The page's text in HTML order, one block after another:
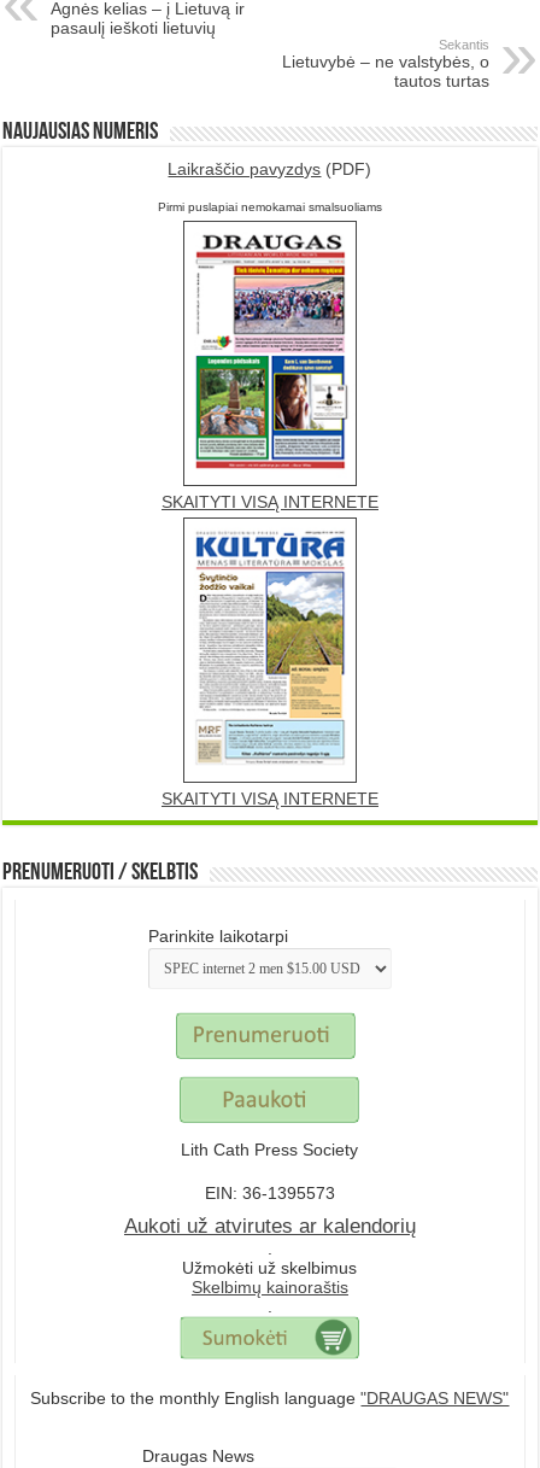
Agnės kelias – į Lietuvą ir
pasaulį ieškoti lietuvių
Sekantis
Lietuvybė – ne valstybės, o
tautos turtas
Naujausias numeris
Laikraščio pavyzdys (PDF)
Pirmi puslapiai nemokamai smalsuoliams
SKAITYTI VISĄ INTERNETE
SKAITYTI VISĄ INTERNETE
Prenumeruoti / Skelbtis
Parinkite laikotarpi
Lith Cath Press Society
EIN: 36-1395573
Aukoti už atvirutes ar kalendorių
Užmokėti už skelbimus
Skelbimų kainoraštis
Subscribe to the monthly English language"DRAUGAS NEWS"
Draugas News